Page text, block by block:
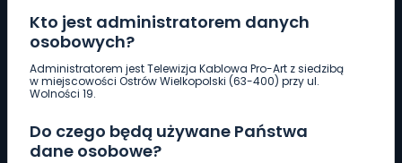
Kto jest administratorem danych
osobowych?
Administratorem jest Telewizja Kablowa Pro-Art z siedzibą
w miejscowości Ostrów Wielkopolski (63-400) przy ul.
Wolności 19.
Do czego będą używane Państwa
dane osobowe?
Pobierz logotyp
661 997 997